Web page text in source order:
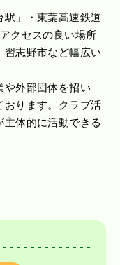
駅」・東葉高速鉄道
クセスの良い場所
習志野市など幅広い
や外部団体を招い
おります。クラブ活
体的に活動できる